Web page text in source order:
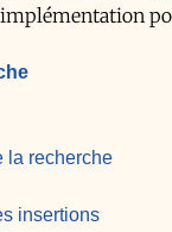
la recherche
insertions